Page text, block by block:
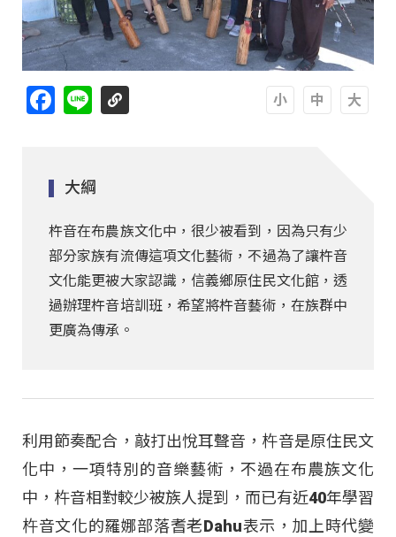
Facebook
Line
大綱
杵音在布農族文化中，很少被看到，因為只有少
部分家族有流傳這項文化藝術，不過為了讓杵音
文化能更被大家認識，信義鄉原住民文化館，透
過辦理杵音培訓班，希望將杵音藝術，在族群中
更廣為傳承。
利用節奏配合，敲打出悅耳聲音，杵音是原住民文
化中，一項特別的音樂藝術，不過在布農族文化
中，杵音相對較少被族人提到，而已有近40年學習
杵音文化的羅娜部落耆老Dahu表示，加上時代變